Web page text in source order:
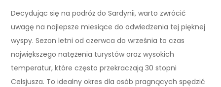
Decydując się na podróż do Sardynii, warto zwrócić
uwagę na najlepsze miesiące do odwiedzenia tej pięknej
wyspy. Sezon letni od czerwca do września to czas
największego natężenia turystów oraz wysokich
temperatur, które często przekraczają 30 stopni
Celsjusza. To idealny okres dla osób pragnących spędzić